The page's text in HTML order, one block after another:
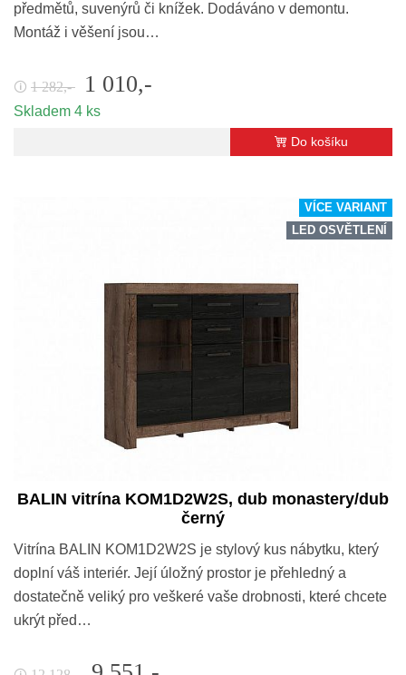
předmětů, suvenýrů či knížek. Dodáváno v demontu.
Montáž i věšení jsou…
🛈 1 282,- 1 010,-
Skladem 4 ks
Do košíku
VÍCE VARIANT
LED OSVĚTLENÍ
BALIN vitrína KOM1D2W2S, dub monastery/dub
černý
Vitrína BALIN KOM1D2W2S je stylový kus nábytku, který
doplní váš interiér. Její úložný prostor je přehledný a
dostatečně veliký pro veškeré vaše drobnosti, které chcete
ukrýt před…